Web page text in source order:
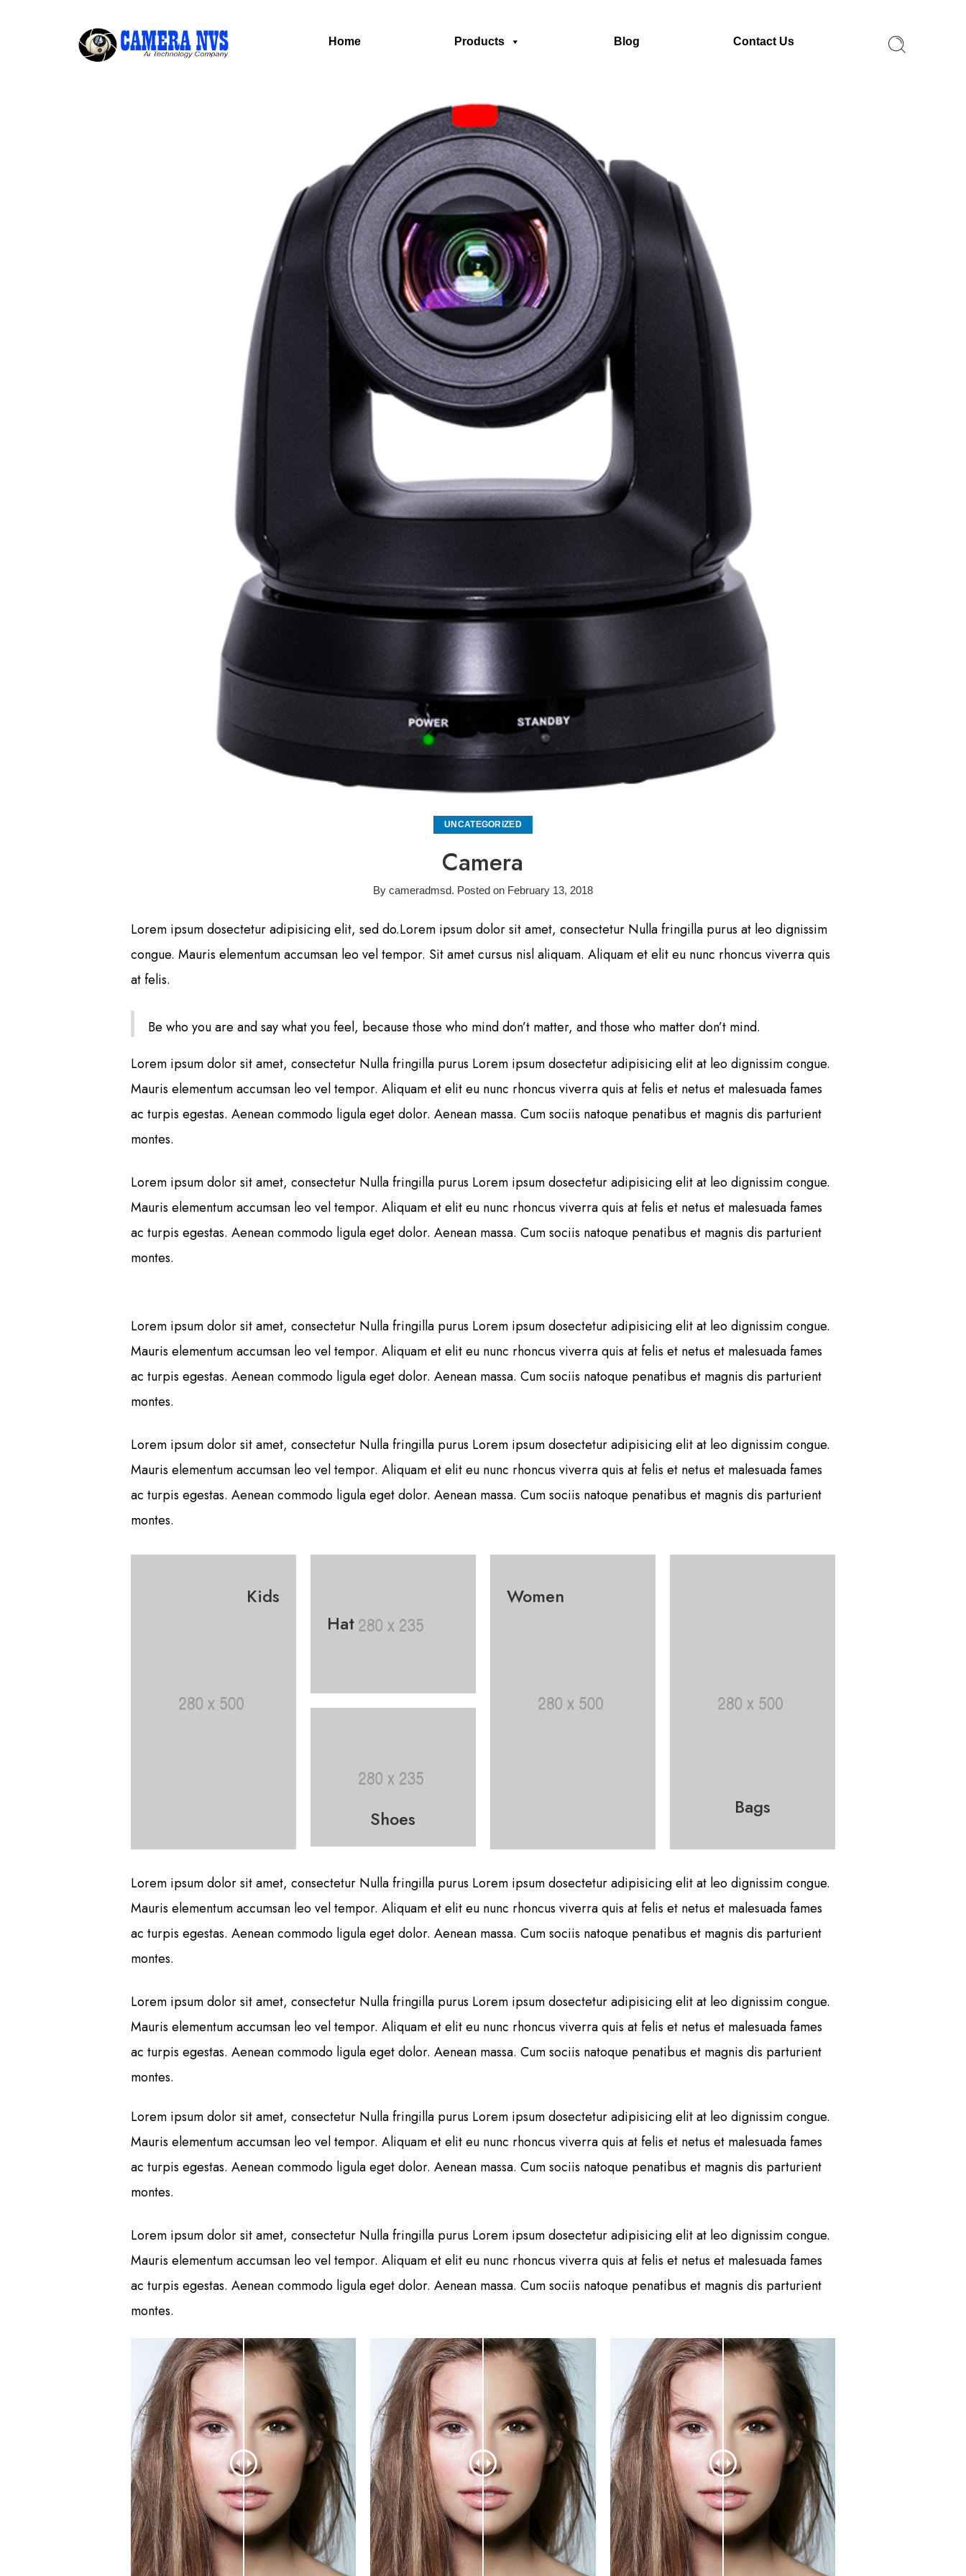
Home Products Blog Contact Us
UNCATEGORIZED
Camera
By cameradmsd. Posted on February 13, 2018
Lorem ipsum dosectetur adipisicing elit, sed do.Lorem ipsum dolor sit amet, consectetur Nulla fringilla purus at leo dignissim
congue. Mauris elementum accumsan leo vel tempor. Sit amet cursus nisl aliquam. Aliquam et elit eu nunc rhoncus viverra quis
at felis.
Be who you are and say what you feel, because those who mind don’t matter, and those who matter don’t mind.
Lorem ipsum dolor sit amet, consectetur Nulla fringilla purus Lorem ipsum dosectetur adipisicing elit at leo dignissim congue.
Mauris elementum accumsan leo vel tempor. Aliquam et elit eu nunc rhoncus viverra quis at felis et netus et malesuada fames
ac turpis egestas. Aenean commodo ligula eget dolor. Aenean massa. Cum sociis natoque penatibus et magnis dis parturient
montes.
Lorem ipsum dolor sit amet, consectetur Nulla fringilla purus Lorem ipsum dosectetur adipisicing elit at leo dignissim congue.
Mauris elementum accumsan leo vel tempor. Aliquam et elit eu nunc rhoncus viverra quis at felis et netus et malesuada fames
ac turpis egestas. Aenean commodo ligula eget dolor. Aenean massa. Cum sociis natoque penatibus et magnis dis parturient
montes.
Lorem ipsum dolor sit amet, consectetur Nulla fringilla purus Lorem ipsum dosectetur adipisicing elit at leo dignissim congue.
Mauris elementum accumsan leo vel tempor. Aliquam et elit eu nunc rhoncus viverra quis at felis et netus et malesuada fames
ac turpis egestas. Aenean commodo ligula eget dolor. Aenean massa. Cum sociis natoque penatibus et magnis dis parturient
montes.
Lorem ipsum dolor sit amet, consectetur Nulla fringilla purus Lorem ipsum dosectetur adipisicing elit at leo dignissim congue.
Mauris elementum accumsan leo vel tempor. Aliquam et elit eu nunc rhoncus viverra quis at felis et netus et malesuada fames
ac turpis egestas. Aenean commodo ligula eget dolor. Aenean massa. Cum sociis natoque penatibus et magnis dis parturient
montes.
Kids
Hat
Shoes
Women
Bags
Lorem ipsum dolor sit amet, consectetur Nulla fringilla purus Lorem ipsum dosectetur adipisicing elit at leo dignissim congue.
Mauris elementum accumsan leo vel tempor. Aliquam et elit eu nunc rhoncus viverra quis at felis et netus et malesuada fames
ac turpis egestas. Aenean commodo ligula eget dolor. Aenean massa. Cum sociis natoque penatibus et magnis dis parturient
montes.
Lorem ipsum dolor sit amet, consectetur Nulla fringilla purus Lorem ipsum dosectetur adipisicing elit at leo dignissim congue.
Mauris elementum accumsan leo vel tempor. Aliquam et elit eu nunc rhoncus viverra quis at felis et netus et malesuada fames
ac turpis egestas. Aenean commodo ligula eget dolor. Aenean massa. Cum sociis natoque penatibus et magnis dis parturient
montes.
Lorem ipsum dolor sit amet, consectetur Nulla fringilla purus Lorem ipsum dosectetur adipisicing elit at leo dignissim congue.
Mauris elementum accumsan leo vel tempor. Aliquam et elit eu nunc rhoncus viverra quis at felis et netus et malesuada fames
ac turpis egestas. Aenean commodo ligula eget dolor. Aenean massa. Cum sociis natoque penatibus et magnis dis parturient
montes.
Lorem ipsum dolor sit amet, consectetur Nulla fringilla purus Lorem ipsum dosectetur adipisicing elit at leo dignissim congue.
Mauris elementum accumsan leo vel tempor. Aliquam et elit eu nunc rhoncus viverra quis at felis et netus et malesuada fames
ac turpis egestas. Aenean commodo ligula eget dolor. Aenean massa. Cum sociis natoque penatibus et magnis dis parturient
montes.